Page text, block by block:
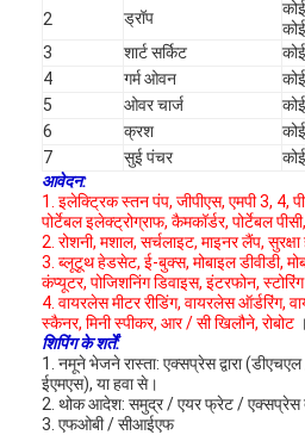
2
ड्रॉप
3
शार्ट सर्किट
4
गर्म ओवन
5
ओवर चार्ज
6
क्रश
7
सुई पंचर
आवेदन:
1. इलेक्ट्रिक स्तन पंप, जीपीएस, एमपी 3, 4,
पोर्टेबल इलेक्ट्रोग्राफ, कैमकॉर्डर, पोर्टेबल
2. रोशनी, मशाल, सर्चलाइट, माइनर लैंप,
3. ब्लूटूथ हेडसेट, ई-बुक्स, मोबाइल डीवीडी,
कंप्यूटर, पोजिशनिंग डिवाइस, इंटरफोन,
4. वायरलेस मीटर रीडिंग, वायरलेस ऑर्डरिंग,
स्कैनर, मिनी स्पीकर, आर / सी खिलौने, रोबोट ।
शिपिंग के शर्तें:
1. नमूने भेजने रास्ता: एक्सप्रेस द्वारा
ईएमएस), या हवा से।
2. थोक आदेश: समुद्र / एयर फ्रेट / एक्सप्रेस
3. एफओबी / सीआईएफ